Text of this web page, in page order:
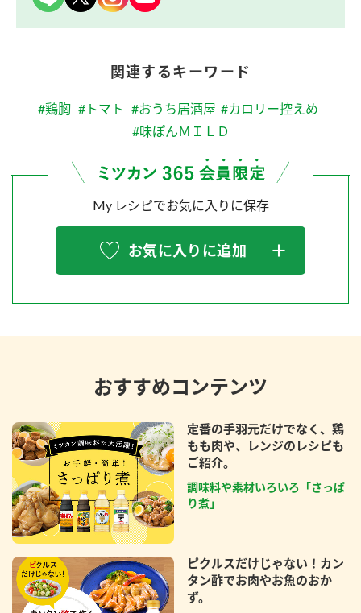
関連するキーワード
#鶏胸 #トマト #おうち居酒屋 #カロリー控えめ
#味ぽんＭＩＬＤ
My レシピでお気に入りに保存
お気に入りに追加
おすすめコンテンツ
定番の手羽元だけでなく、鶏
もも肉や、レンジのレシピも
ご紹介。
調味料や素材いろいろ「さっぱ
り煮」
ピクルスだけじゃない！カン
タン酢でお肉やお魚のおか
ず。